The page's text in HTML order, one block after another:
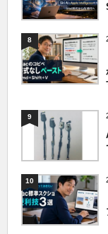
8
9
10